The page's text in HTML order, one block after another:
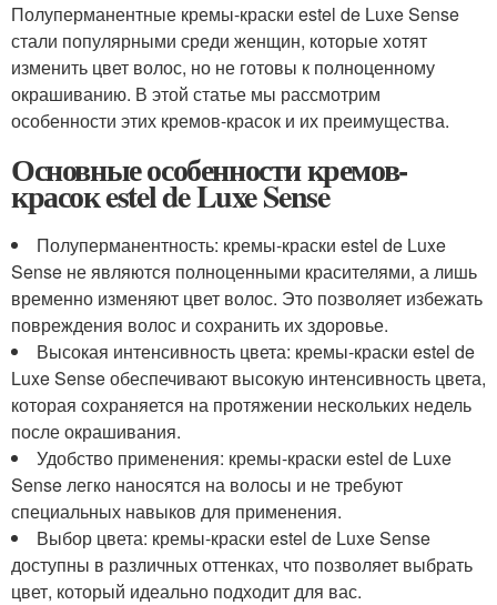
Полуперманентные кремы-краски estel de Luxe Sense
стали популярными среди женщин, которые хотят
изменить цвет волос, но не готовы к полноценному
окрашиванию. В этой статье мы рассмотрим
особенности этих кремов-красок и их преимущества.
Основные особенности кремов-
красок estel de Luxe Sense
Полуперманентность: кремы-краски estel de Luxe
Sense не являются полноценными красителями, а лишь
временно изменяют цвет волос. Это позволяет избежать
повреждения волос и сохранить их здоровье.
Высокая интенсивность цвета: кремы-краски estel de
Luxe Sense обеспечивают высокую интенсивность цвета,
которая сохраняется на протяжении нескольких недель
после окрашивания.
Удобство применения: кремы-краски estel de Luxe
Sense легко наносятся на волосы и не требуют
специальных навыков для применения.
Выбор цвета: кремы-краски estel de Luxe Sense
доступны в различных оттенках, что позволяет выбрать
цвет, который идеально подходит для вас.